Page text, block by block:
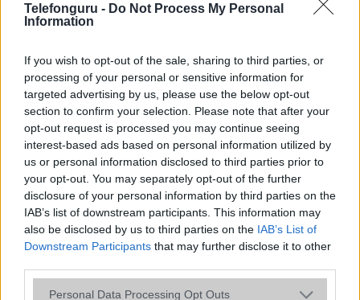
Telefonguru - Do Not Process My Personal
Information
If you wish to opt-out of the sale, sharing to third parties, or
processing of your personal or sensitive information for
targeted advertising by us, please use the below opt-out
section to confirm your selection. Please note that after your
opt-out request is processed you may continue seeing
interest-based ads based on personal information utilized by
us or personal information disclosed to third parties prior to
your opt-out. You may separately opt-out of the further
disclosure of your personal information by third parties on the
IAB’s list of downstream participants. This information may
also be disclosed by us to third parties on the IAB’s List of
Downstream Participants that may further disclose it to other
Please note that this website/app uses one or more Google
Personal Data Processing Opt Outs
Organizer alap szolgáltatás
Office alkalmazások alap szolgáltatás
Iránytũ ecompass
Extrák 24-bit/192kHz audio
EGYÉB
Vibra jelzés alap szolgáltatás
SIM típus nanoSIM
SIM-ek száma 2
Flight mode Van